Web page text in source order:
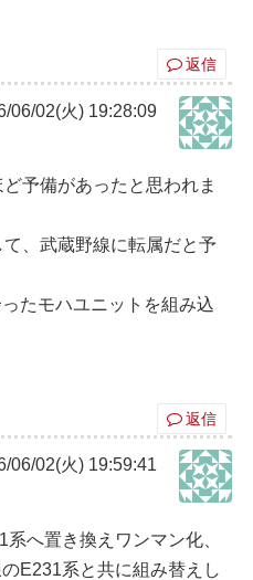
返信
06/02(火) 19:28:09
予備があったと思われま
、武蔵野線に転属だと予
たモハユニットを組み込
返信
06/02(火) 19:59:41
へ置き換えワンマン化、
E231系と共に組み替えし